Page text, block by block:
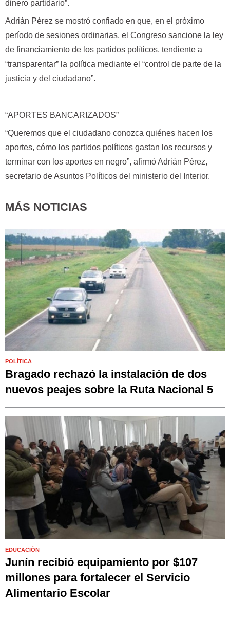
dinero partidario”.
Adrián Pérez se mostró confiado en que, en el próximo
período de sesiones ordinarias, el Congreso sancione la ley
de financiamiento de los partidos políticos, tendiente a
“transparentar” la política mediante el “control de parte de la
justicia y del ciudadano”.
“APORTES BANCARIZADOS”
“Queremos que el ciudadano conozca quiénes hacen los
aportes, cómo los partidos políticos gastan los recursos y
terminar con los aportes en negro”, afirmó Adrián Pérez,
secretario de Asuntos Políticos del ministerio del Interior.
MÁS NOTICIAS
POLÍTICA
Bragado rechazó la instalación de dos
nuevos peajes sobre la Ruta Nacional 5
EDUCACIÓN
Junín recibió equipamiento por $107
millones para fortalecer el Servicio
Alimentario Escolar